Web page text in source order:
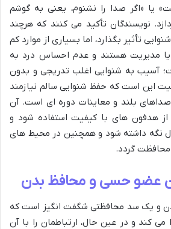
یا «اگر صدا را نشنوم، یعنی به گوشم
نویسندگان تأکید می کنند که هرچند
تأثیر بگذارد، اما بسیاری از موارد کم
یا مدیریت هستند و عدم احساس درد به
آسیب به شنوایی اغلب تدریجی و بدون
این است که حفظ شنوایی سالم نیازمند
صداهای بلند و معاینات دوره ای است. آن
هدفون های با کیفیت استفاده شود و
نگه داشته شود و همچنین در محیط های
گردد.
عضو حسی و محافظ بدن
و یک سد محافظتی شگفت انگیز است که
می کند و در عین حال، ارتباطمان را با آن